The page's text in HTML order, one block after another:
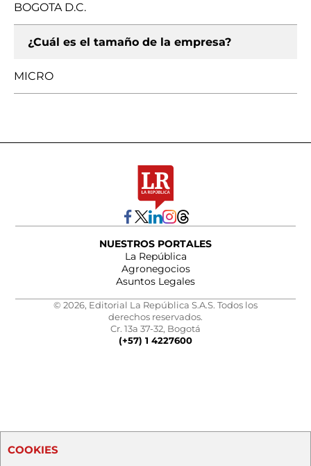
BOGOTA D.C.
¿Cuál es el tamaño de la empresa?
MICRO
NUESTROS PORTALES
La República
Agronegocios
Asuntos Legales
© 2026, Editorial La República S.A.S. Todos los
derechos reservados.
Cr. 13a 37-32, Bogotá
(+57) 1 4227600
COOKIES